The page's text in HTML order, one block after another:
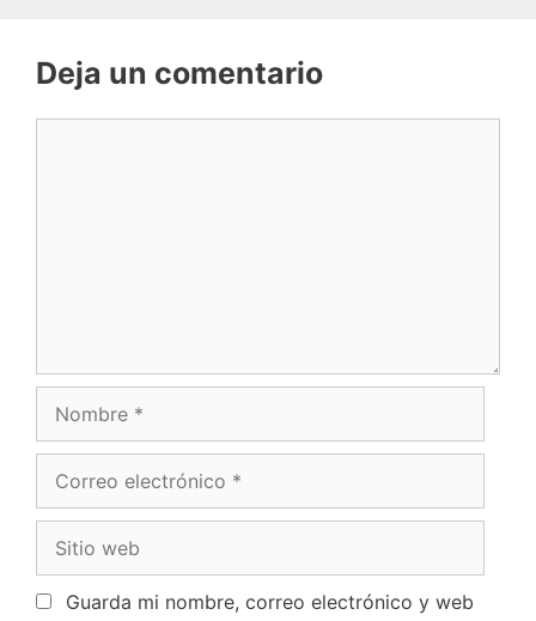
Deja un comentario
Guarda mi nombre, correo electrónico y web